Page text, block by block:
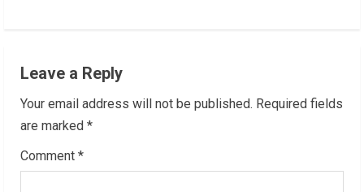
u
e
R
e
Leave a Reply
Your email address will not be published. Required fields
are marked *
Comment *